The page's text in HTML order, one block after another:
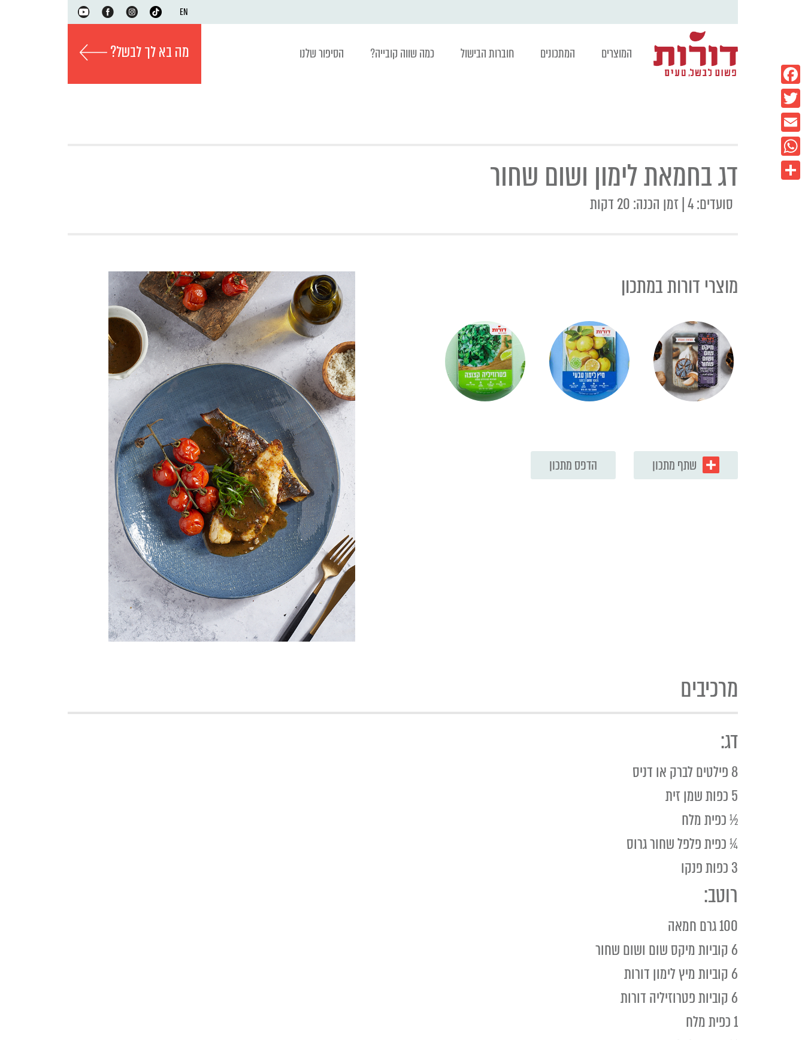
EN
המוצרים המתכונים חוברות הבישול כמה שווה קובייה? הסיפור שלנו מה בא לך לבשל?
דג בחמאת לימון ושום שחור
סועדים: 4 | זמן הכנה: 20 דקות
מוצרי דורות במתכון
הדפס מתכון שתף מתכון
מרכיבים
דג:
8 פילטים לברק או דניס
5 כפות שמן זית
½ כפית מלח
¼ כפית פלפל שחור גרוס
3 כפות פנקו
רוטב:
100 גרם חמאה
6 קוביות מיקס שום ושום שחור
6 קוביות מיץ לימון דורות
6 קוביות פטרוזיליה דורות
1 כפית מלח
Facebook
Twitter
Email
WhatsApp